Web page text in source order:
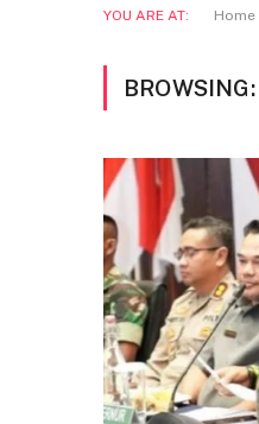
YOU ARE AT: Home
BROWSING: